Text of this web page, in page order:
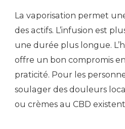
La vaporisation permet
des actifs. L’infusion est
une durée plus longue.
offre un bon compromis
praticité. Pour les
soulager des douleurs
ou crèmes au CBD